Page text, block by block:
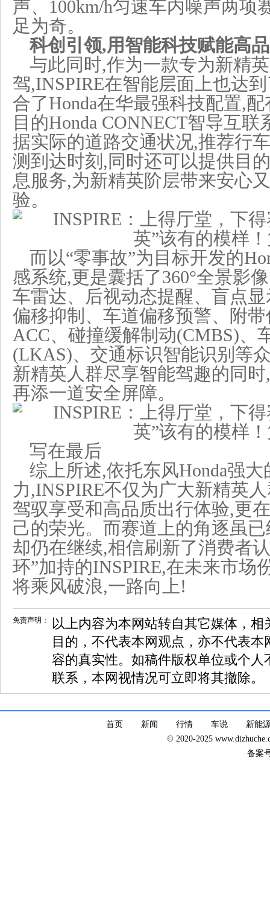
声、100km/h匀速车内噪声两项
足为奇。
科创引领,用智能科技赋能高
与此同时,作为一款专为新精
驾,INSPIRE在智能层面上也达
合了Honda在华最强科技配置,
目的Honda CONNECT智导互
据实际的道路交通状况,推荐行
测到达时刻,同时还可以提供目
息服务,为新精英阶层带来安心
验。
而以“零事故”为目标开发的
感系统,更是囊括了360°全景影
车雷达、后视动态提醒、盲点
偏移抑制、车道偏移预警、附
ACC、碰撞缓解制动(CMBS)、
(LKAS)、交通标识智能识别等
新精英人群尽享智能驾趣的同
再添一道安全屏障。
写在最后
综上所述,依托东风Honda强
力,INSPIRE不仅为广大新精英
驾驭享受和高品质出行体验,更
己的荣光。而赛道上的角逐虽
却仍在继续,相信刷新了消费者
环”加持的INSPIRE,在未来市场
将乘风破浪,一路向上!
免责声明：
以上内容为本网站转自其它媒体，
目的，不代表本网观点，亦不代表
容的真实性。如稿件版权单位或个
联系，本网视情况可立即将其撤除。
首页 新闻 行情 车说
新能
© 2020-2025
备案